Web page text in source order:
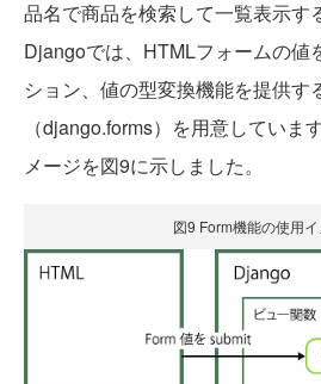
品名で商品を検索して一覧表示す
Djangoでは、HTMLフォームの値
ション、値の型変換機能を提供す
（django.forms）を用意していま
メージを図9に示しました。
図9 Form機能の使用